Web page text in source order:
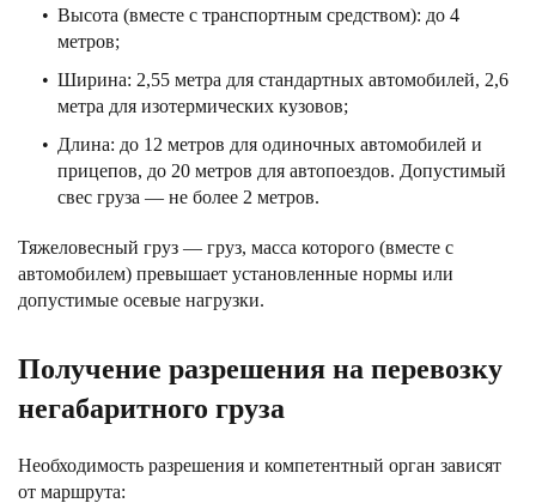
Высота (вместе с транспортным средством): до 4
метров;
Ширина: 2,55 метра для стандартных автомобилей, 2,6
метра для изотермических кузовов;
Длина: до 12 метров для одиночных автомобилей и
прицепов, до 20 метров для автопоездов. Допустимый
свес груза — не более 2 метров.
Тяжеловесный груз — груз, масса которого (вместе с
автомобилем) превышает установленные нормы или
допустимые осевые нагрузки.
Получение разрешения на перевозку
негабаритного груза
Необходимость разрешения и компетентный орган зависят
от маршрута: